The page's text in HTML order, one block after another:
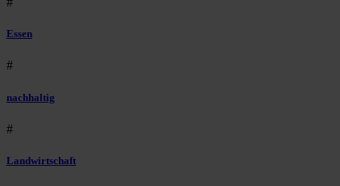
Essen
#
nachhaltig
#
Landwirtschaft